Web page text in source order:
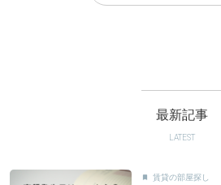
最新記事
LATEST
 賃貸の部屋探し